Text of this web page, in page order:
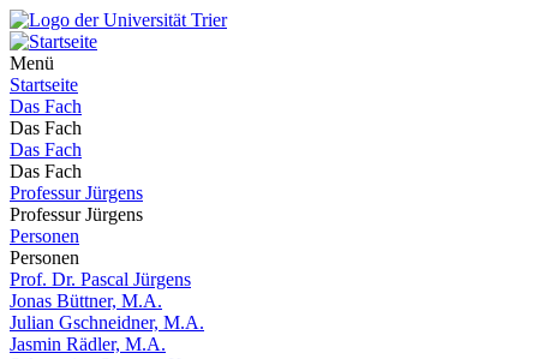
Menü
Startseite
Das Fach
Das Fach
Das Fach
Das Fach
Professur Jürgens
Professur Jürgens
Personen
Personen
Prof. Dr. Pascal Jürgens
Jonas Büttner, M.A.
Julian Gschneidner, M.A.
Jasmin Rädler, M.A.